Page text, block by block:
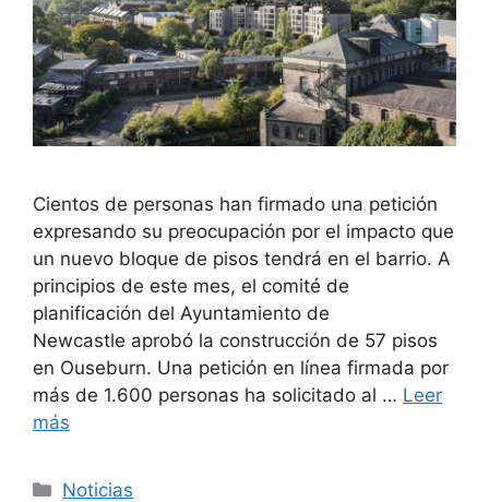
Cientos de personas han firmado una petición
expresando su preocupación por el impacto que
un nuevo bloque de pisos tendrá en el barrio. A
principios de este mes, el comité de
planificación del Ayuntamiento de
Newcastle aprobó la construcción de 57 pisos
en Ouseburn. Una petición en línea firmada por
más de 1.600 personas ha solicitado al … Leer
más
Categorías
Noticias